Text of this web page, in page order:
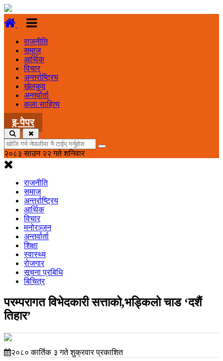
राजनीति
समाज
आर्थिक
विचार
अन्तर्राष्ट्रिय
खेलकुद
अन्तर्वार्ता
कला साहित्य
इ-पेपर
२०८३ साउन २२ गते शनिवार
राजनीति
समाज
अन्तर्राष्ट्रिय
आर्थिक
विचार
मनोरञ्जन
अन्तर्वार्ता
शिक्षा
स्वास्थ्य
रोजगार
सूचना प्रबिधि
बिचित्र
परम्परागत विभेदकारी सत्ताको,भड्किलो चाड ‘दशैं
तिहार’
२०८० कार्तिक ३ गते शुक्रवार प्रकाशित